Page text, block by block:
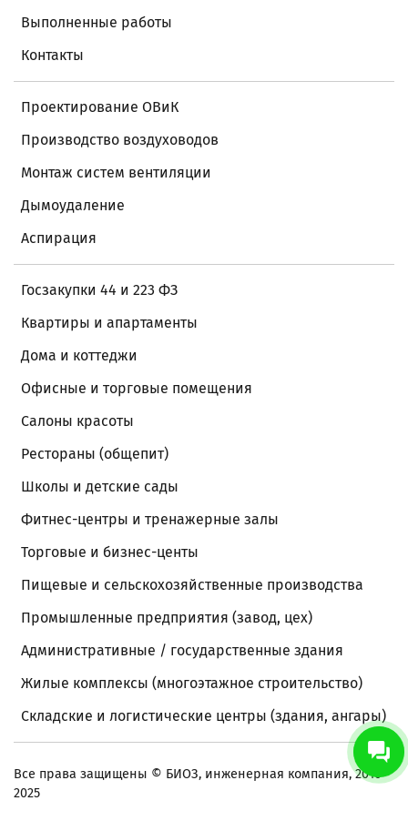
Выполненные работы
Контакты
Проектирование ОВиК
Производство воздуховодов
Монтаж систем вентиляции
Дымоудаление
Аспирация
Госзакупки 44 и 223 ФЗ
Квартиры и апартаменты
Дома и коттеджи
Офисные и торговые помещения
Салоны красоты
Рестораны (общепит)
Школы и детские сады
Фитнес-центры и тренажерные залы
Торговые и бизнес-центы
Пищевые и сельскохозяйственные производства
Промышленные предприятия (завод, цех)
Административные / государственные здания
Жилые комплексы (многоэтажное строительство)
Складские и логистические центры (здания, ангары)
Все права защищены © БИОЗ, инженерная компания, 2016 -
2025